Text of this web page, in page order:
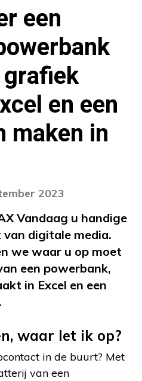
een
en een
maken in
2023
Vandaag u handige
digitale media.
we waar u op moet
een powerbank,
in Excel en een
waar let ik op?
in de buurt? Met
van een